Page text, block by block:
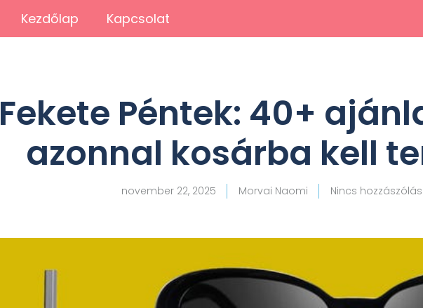
Kezdőlap Kapcsolat
Fekete Péntek: 40+
azonnal kosárba kell
november 22, 2025 Morvai Naomi Nincs hozzászólás